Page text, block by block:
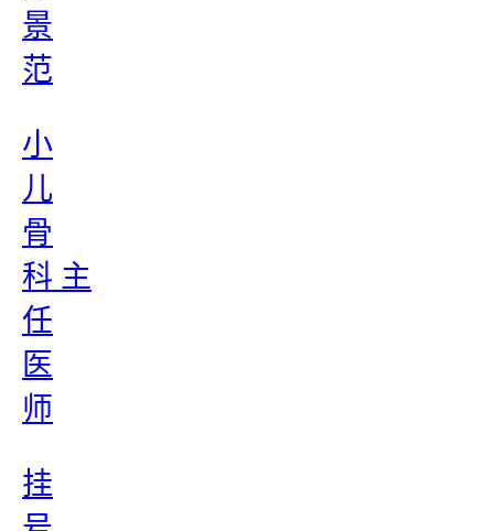
景
范
小
儿
骨
科 主
任
医
师
挂